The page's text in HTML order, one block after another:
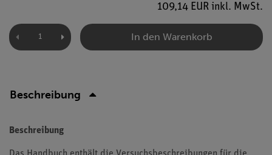
109,14 EUR inkl. MwSt.
In den Warenkorb
Beschreibung
Beschreibung